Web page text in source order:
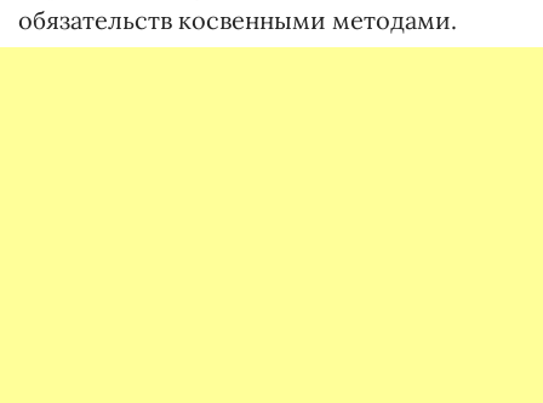
обязательств косвенными методами.